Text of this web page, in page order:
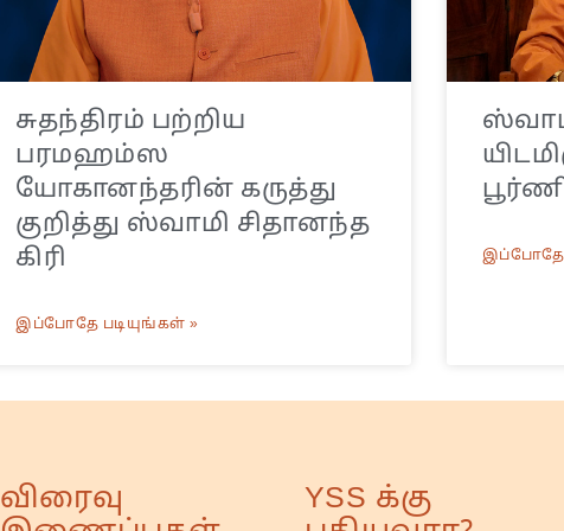
சுதந்திரம் பற்றிய
பரமஹம்ஸ
யோகானந்தரின் கருத்து
குறித்து ஸ்வாமி சிதானந்த
கிரி
இப்போதே படியுங்கள் »
இப்போதே
விரைவு
YSS க்கு